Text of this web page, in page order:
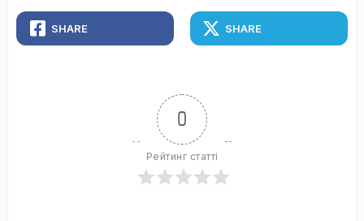
SHARE SHARE
0
Рейтинг статті